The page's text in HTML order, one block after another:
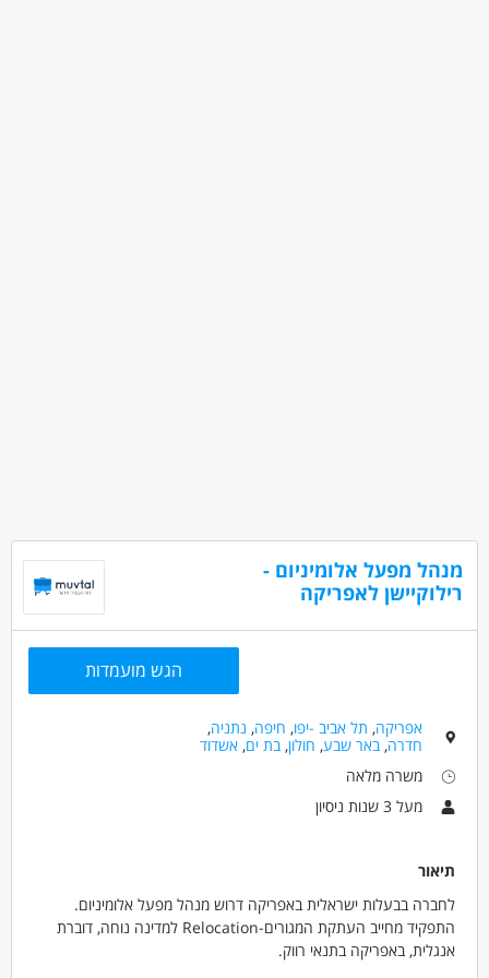
מנהל מפעל אלומיניום -
רילוקיישן לאפריקה
הגש מועמדות
אפריקה, תל אביב -יפו, חיפה, נתניה,
חדרה,באר שבע, חולון,בת ים,אשדוד
משרה מלאה
מעל 3 שנות ניסיון
תיאור
לחברה בבעלות ישראלית באפריקה דרוש מנהל מפעל אלומיניום.
התפקיד מחייב העתקת המגורים-Relocation למדינה נוחה, דוברת
אנגלית, באפריקה בתנאי רווק.